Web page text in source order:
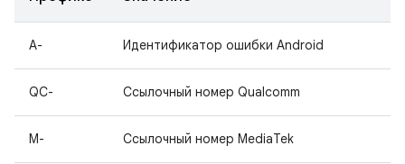
A- Идентификатор ошибки Android
QC- Ссылочный номер Qualcomm
M- Ссылочный номер MediaTek